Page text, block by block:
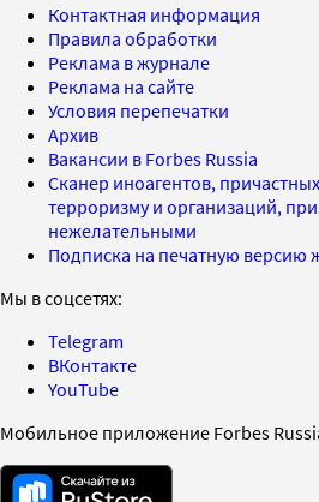
Контактная информация
Правила обработки
Реклама в журнале
Реклама на сайте
Условия перепечатки
Архив
Вакансии в Forbes Russia
Сканер иноагентов,
терроризму и организаций,
нежелательными
Подписка на печатную версию
Мы в соцсетях:
Telegram
ВКонтакте
YouTube
Мобильное приложение Forbes